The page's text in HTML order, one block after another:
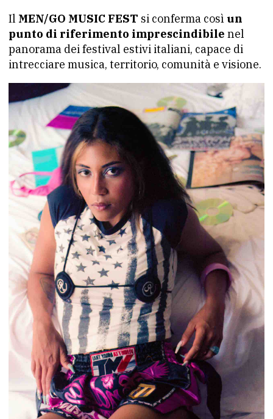
Il MEN/GO MUSIC FEST si conferma così un
punto di riferimento imprescindibile nel
panorama dei festival estivi italiani, capace di
intrecciare musica, territorio, comunità e visione.